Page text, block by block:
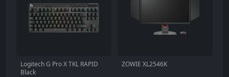
Logitech G Pro X TKL RAPID
Black
ZOWIE XL2546K